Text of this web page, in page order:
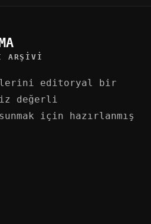
ARŞIVI
editoryal bir
değerli
için hazırlanmış